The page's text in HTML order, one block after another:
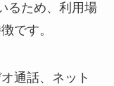
るため、利用場
です。
通話、ネット